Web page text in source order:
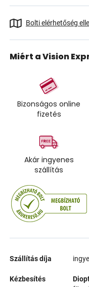
Bolti elérhetőség
Miért a Vision
Bizonságos online
fizetés
Akár ingyenes
szállítás
Szállítás díja
Kézbesítés